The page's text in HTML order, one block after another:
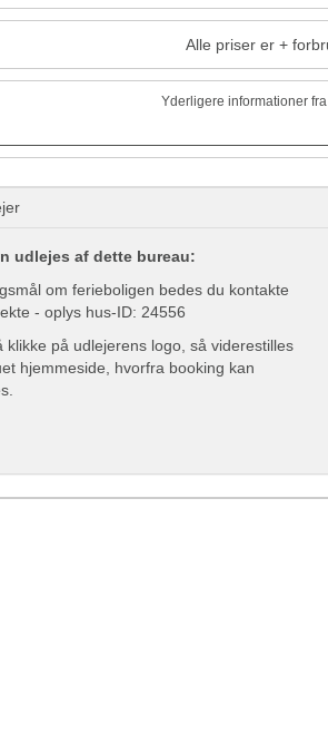
Alle priser er +
Yderligere informationer
udlejes af dette bureau:
om ferieboligen bedes du kontakte
- oplys hus-ID: 24556
klikke på udlejerens logo, så viderestilles
hjemmeside, hvorfra booking kan